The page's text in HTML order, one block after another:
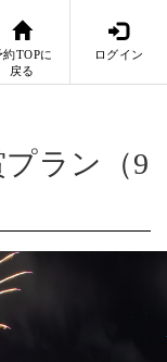
約TOPに
戻る
ログイン
ラン（9